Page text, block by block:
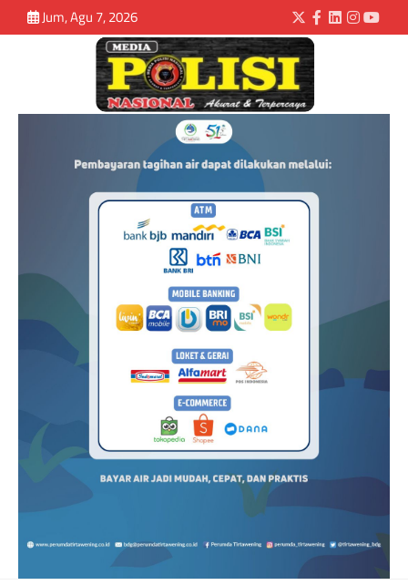
Jum, Agu 7, 2026